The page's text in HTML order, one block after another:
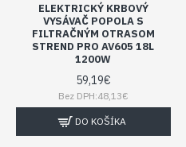
ELEKTRICKÝ KRBOVÝ
VYSÁVAČ POPOLA S
FILTRAČNÝM OTRASOM
STREND PRO AV605 18L
1200W
59,19€
Bez DPH:48,13€
DO KOŠÍKA